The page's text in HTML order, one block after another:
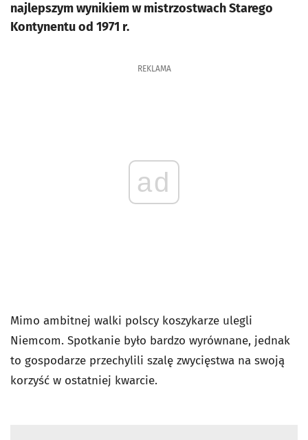
najlepszym wynikiem w mistrzostwach Starego
Kontynentu od 1971 r.
REKLAMA
ad
Mimo ambitnej walki polscy koszykarze ulegli
Niemcom. Spotkanie było bardzo wyrównane, jednak
to gospodarze przechylili szalę zwycięstwa na swoją
korzyść w ostatniej kwarcie.